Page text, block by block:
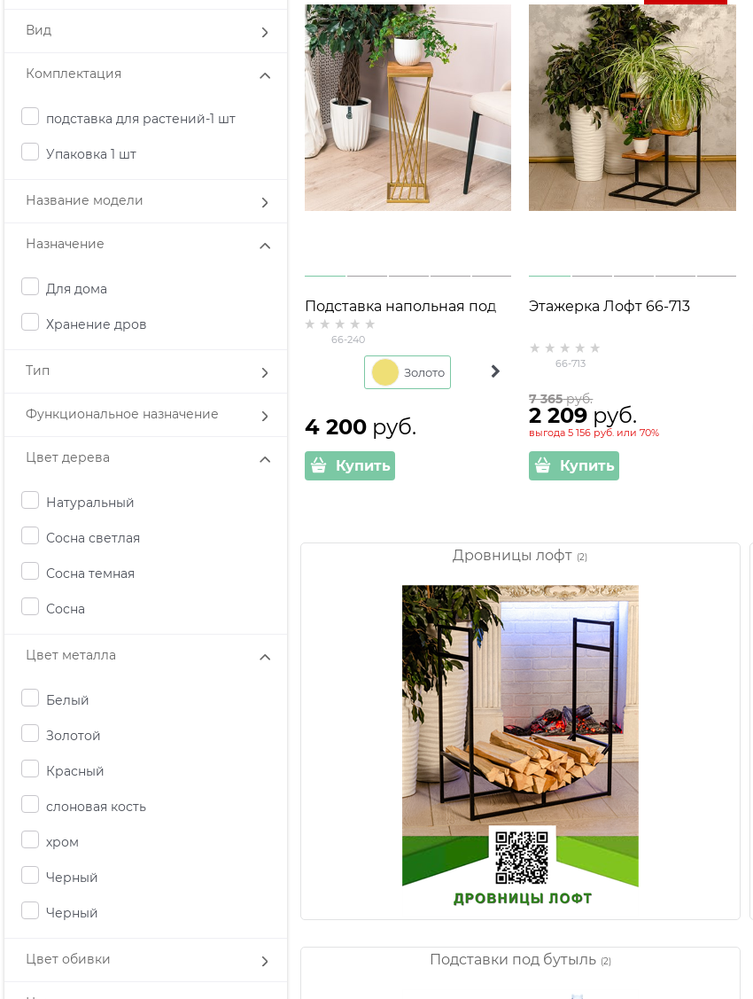
Вид
Комплектация
подставка для растений-1 шт
Упаковка 1 шт
Название модели
Назначение
Для дома
Хранение дров
Тип
Функциональное назначение
Цвет дерева
Натуральный
Сосна светлая
Сосна темная
Сосна
Цвет металла
Белый
Золотой
Красный
слоновая кость
хром
Черный
Черный
Цвет обивки
Подставка напольная под
цветы Лофт 66-240 h=64см
66-240
Золото
4 200 руб.
Купить
Этажерка Лофт 66-713
66-713
7 365 руб.
2 209 руб.
выгода5 156 руб. или70%
Купить
Дровницы лофт (2)
Подставки под бутыль (2)